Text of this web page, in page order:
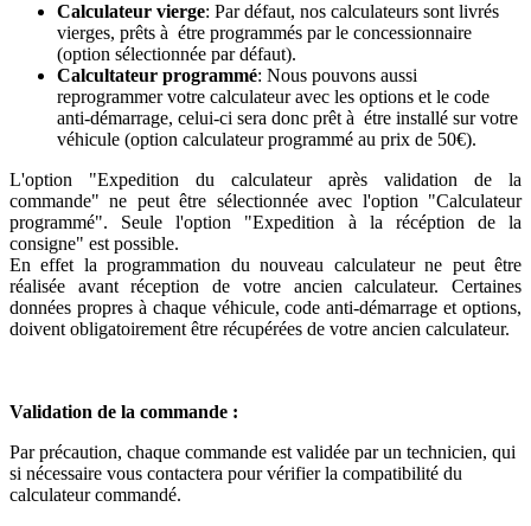
Calculateur vierge: Par défaut, nos calculateurs sont livrés
vierges, prêts à étre programmés par le concessionnaire
(option sélectionnée par défaut).
Calcultateur programmé: Nous pouvons aussi
reprogrammer votre calculateur avec les options et le code
anti-démarrage, celui-ci sera donc prêt à étre installé sur votre
véhicule (option calculateur programmé au prix de 50€).
L'option "Expedition du calculateur après validation de la
commande" ne peut être sélectionnée avec l'option "Calculateur
programmé". Seule l'option "Expedition à la récéption de la
consigne" est possible.
En effet la programmation du nouveau calculateur ne peut être
réalisée avant réception de votre ancien calculateur. Certaines
données propres à chaque véhicule, code anti-démarrage et options,
doivent obligatoirement être récupérées de votre ancien calculateur.
Validation de la commande :
Par précaution, chaque commande est validée par un technicien, qui
si nécessaire vous contactera pour vérifier la compatibilité du
calculateur commandé.